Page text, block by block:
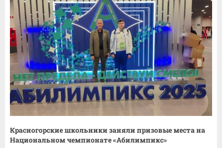
Красногорские школьники заняли призовые места на
Национальном чемпионате «Абилимпикс»